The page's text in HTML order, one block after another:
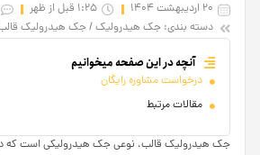
20 اردیبهشت 1404 1:25 قبل از ظهر
دسته بندی: جک‌ هیدرولیک/ جک هیدرولیک
آنچه در این صفحه میخوانیم
درخواست مشاوره رایگان
مقالات مرتبط
جک هیدرولیک قالب، نوعی جک هیدرولیکی است که